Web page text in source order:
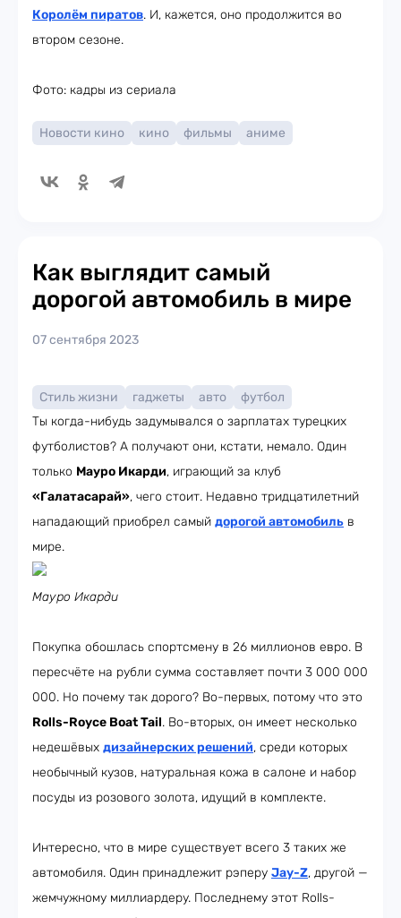
Королём пиратов. И, кажется, оно продолжится во
втором сезоне.
Фото: кадры из сериала
Новости кино кино фильмы аниме
Как выглядит самый
дорогой автомобиль в мире
07 сентября 2023
Стиль жизни гаджеты авто
футбол
Ты когда-нибудь задумывался о зарплатах турецких
футболистов? А получают они, кстати, немало. Один
только Мауро Икарди, играющий за клуб
«Галатасарай», чего стоит. Недавно тридцатилетний
нападающий приобрел самый дорогой автомобиль в
мире.
Мауро Икарди
Покупка обошлась спортсмену в 26 миллионов евро. В
пересчёте на рубли сумма составляет почти 3 000 000
000. Но почему так дорого? Во-первых, потому что это
Rolls-Royce Boat Tail. Во-вторых, он имеет несколько
недешёвых дизайнерских решений, среди которых
необычный кузов, натуральная кожа в салоне и набор
посуды из розового золота, идущий в комплекте.
Интересно, что в мире существует всего 3 таких же
автомобиля. Один принадлежит рэперу Jay-Z, другой —
жемчужному миллиардеру. Последнему этот Rolls-